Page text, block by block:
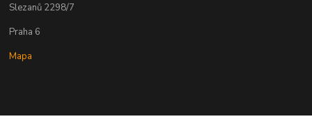
Slezanů 2298/7
Praha 6
Mapa